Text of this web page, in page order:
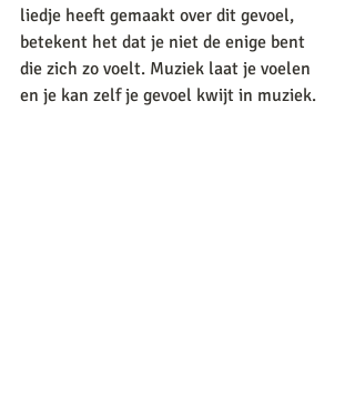
liedje heeft gemaakt over dit gevoel,
betekent het dat je niet de enige bent
die zich zo voelt. Muziek laat je voelen
en je kan zelf je gevoel kwijt in muziek.